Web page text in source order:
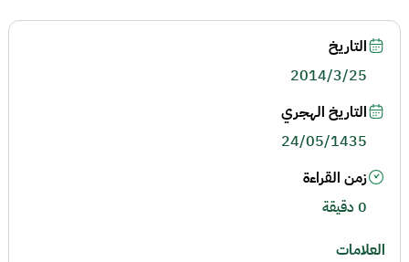
التاريخ
2014/3/25
التاريخ الهجري
24/05/1435
زمن القراءة
0 دقيقة
العلامات